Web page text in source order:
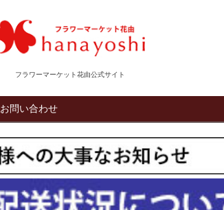
フラワーマーケット花由公式サイト
お問い合わせ